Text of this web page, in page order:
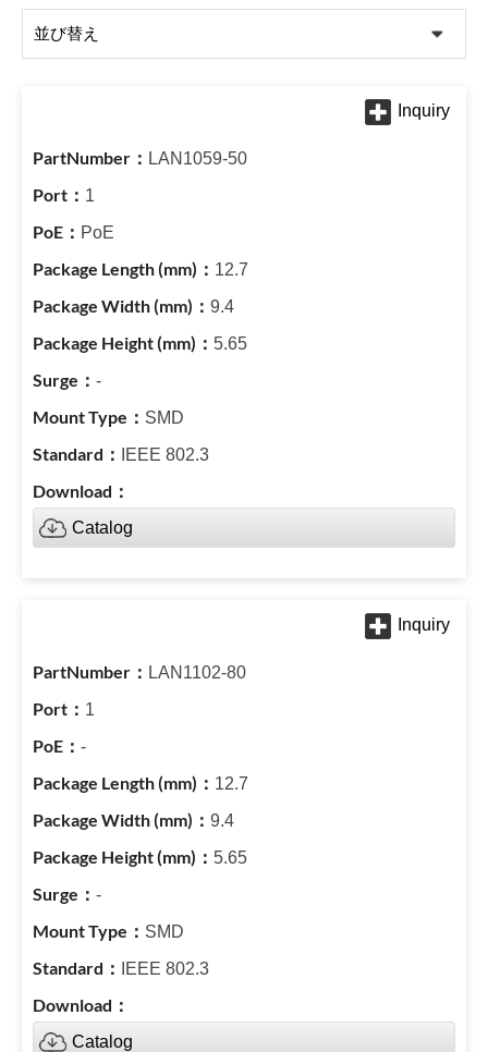
LAN1059-50
1
PoE
12.7
9.4
5.65
-
SMD
IEEE 802.3
Catalog
LAN1102-80
1
-
12.7
9.4
5.65
-
SMD
IEEE 802.3
Catalog